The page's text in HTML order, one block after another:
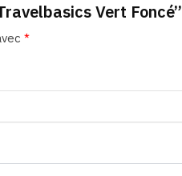
Vert Foncé”
*